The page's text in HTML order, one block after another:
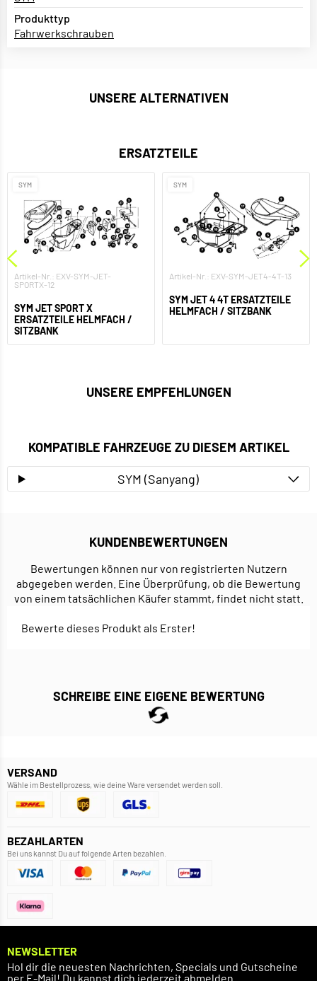
Produkttyp
Fahrwerkschrauben
UNSERE ALTERNATIVEN
ERSATZTEILE
SYM
Artikel-Nr.: EXV-SYM-JET-
SPORTX-12
SYM JET SPORT X
ERSATZTEILE HELMFACH /
SITZBANK
SYM
Artikel-Nr.: EXV-SYM-JET4-4T-13
SYM JET 4 4T ERSATZTEILE
HELMFACH / SITZBANK
UNSERE EMPFEHLUNGEN
KOMPATIBLE FAHRZEUGE ZU DIESEM ARTIKEL
SYM (Sanyang)
KUNDENBEWERTUNGEN
Bewertungen können nur von registrierten Nutzern
abgegeben werden. Eine Überprüfung, ob die Bewertung
von einem tatsächlichen Käufer stammt, findet nicht statt.
Bewerte dieses Produkt als Erster!
SCHREIBE EINE EIGENE BEWERTUNG
VERSAND
Wähle im Bestellprozess, wie deine Ware versendet werden soll.
BEZAHLARTEN
Bei uns kannst Du auf folgende Arten bezahlen.
NEWSLETTER
Hol dir die neuesten Nachrichten, Specials und Gutscheine
per E-Mail! Du kannst dich jederzeit abmelden.